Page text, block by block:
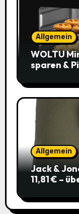
Allgemein
WOLTU
sparen &
Allgemein
Jack &
11,81 € –